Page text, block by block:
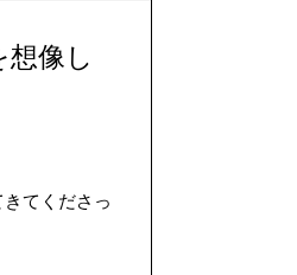
像し
てくださっ